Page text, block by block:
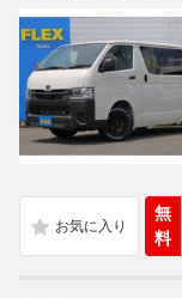
無
料